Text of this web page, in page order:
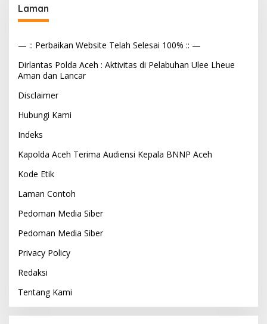
Laman
— :: Perbaikan Website Telah Selesai 100% :: —
Dirlantas Polda Aceh : Aktivitas di Pelabuhan Ulee Lheue
Aman dan Lancar
Disclaimer
Hubungi Kami
Indeks
Kapolda Aceh Terima Audiensi Kepala BNNP Aceh
Kode Etik
Laman Contoh
Pedoman Media Siber
Pedoman Media Siber
Privacy Policy
Redaksi
Tentang Kami